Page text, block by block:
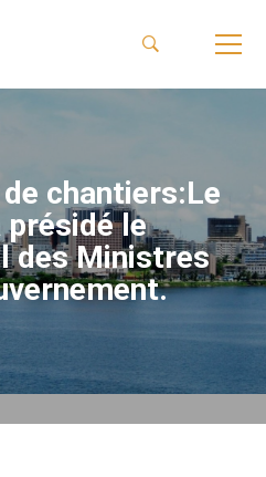
chantiers:Le
présidé le
des Ministres